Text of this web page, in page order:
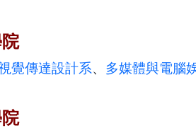
覺傳達設計系、 多媒體與電腦